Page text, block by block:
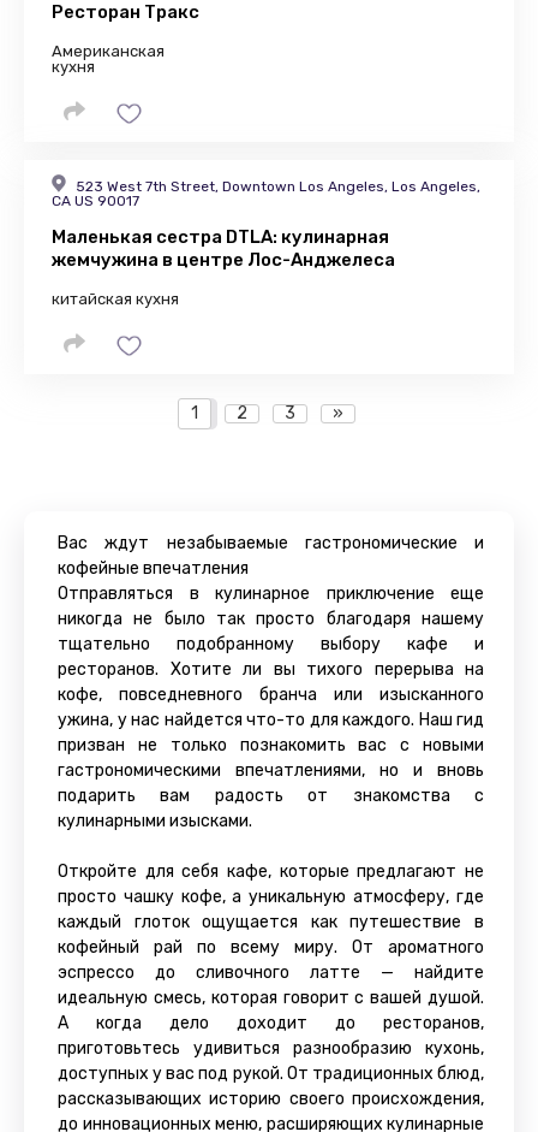
Ресторан Тракс
Американская
кухня
523 West 7th Street, Downtown Los Angeles, Los Angeles,
CA US 90017
Маленькая сестра DTLA: кулинарная
жемчужина в центре Лос-Анджелеса
китайская кухня
1 2 3 »
Вас ждут незабываемые гастрономические и
кофейные впечатления
Отправляться в кулинарное приключение еще
никогда не было так просто благодаря нашему
тщательно подобранному выбору кафе и
ресторанов. Хотите ли вы тихого перерыва на
кофе, повседневного бранча или изысканного
ужина, у нас найдется что-то для каждого. Наш гид
призван не только познакомить вас с новыми
гастрономическими впечатлениями, но и вновь
подарить вам радость от знакомства с
кулинарными изысками.
Откройте для себя кафе, которые предлагают не
просто чашку кофе, а уникальную атмосферу, где
каждый глоток ощущается как путешествие в
кофейный рай по всему миру. От ароматного
эспрессо до сливочного латте — найдите
идеальную смесь, которая говорит с вашей душой.
А когда дело доходит до ресторанов,
приготовьтесь удивиться разнообразию кухонь,
доступных у вас под рукой. От традиционных блюд,
рассказывающих историю своего происхождения,
до инновационных меню, расширяющих кулинарные